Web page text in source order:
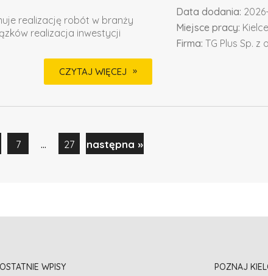
realizację robót w branży
realizacja inwestycji
Data dodania:
Miejsce pracy: Kielce
Firma: TG Plus Sp. z
CZYTAJ WIĘCEJ
7 ... 27 następna »
OSTATNIE WPISY POZNAJ